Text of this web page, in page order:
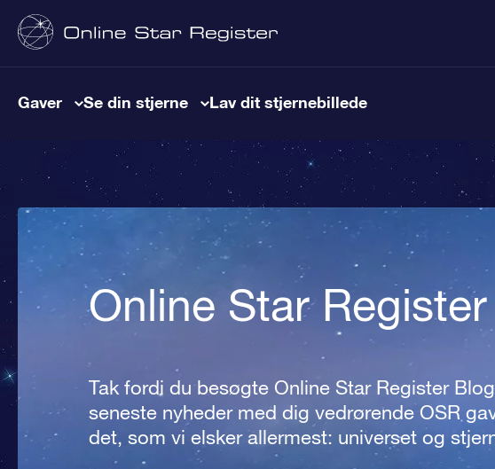
Gaver Se din stjerne Lav dit stjernebillede
Online Star
Tak fordi du besøgte Online Star Register
seneste nyheder med dig vedrørende OSR
det, som vi elsker allermest: universet og